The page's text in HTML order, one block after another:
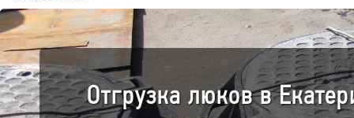
Отгрузка люков в